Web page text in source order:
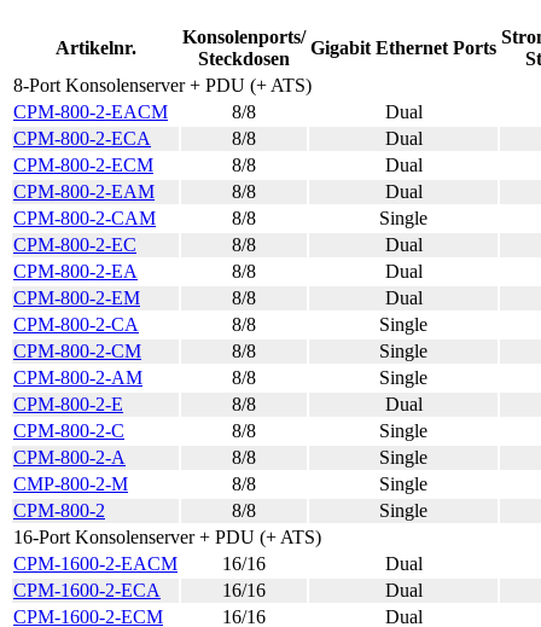
Artikelnr.
Konsolenports/
Steckdosen
Gigabit Ethernet Ports
8-Port Konsolenserver + PDU (+ ATS)
CPM-800-2-EACM
8/8
Dual
CPM-800-2-ECA
8/8
Dual
CPM-800-2-ECM
8/8
Dual
CPM-800-2-EAM
8/8
Dual
CPM-800-2-CAM
8/8
Single
CPM-800-2-EC
8/8
Dual
CPM-800-2-EA
8/8
Dual
CPM-800-2-EM
8/8
Dual
CPM-800-2-CA
8/8
Single
CPM-800-2-CM
8/8
Single
CPM-800-2-AM
8/8
Single
CPM-800-2-E
8/8
Dual
CPM-800-2-C
8/8
Single
CPM-800-2-A
8/8
Single
CMP-800-2-M
8/8
Single
CPM-800-2
8/8
Single
16-Port Konsolenserver + PDU (+ ATS)
CPM-1600-2-EACM
16/16
Dual
CPM-1600-2-ECA
16/16
Dual
CPM-1600-2-ECM
16/16 Dual